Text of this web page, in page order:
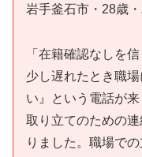
岩手釜石市・28歳
「在籍確認なしを
少し遅れたとき職
い』という電話が
取り立てのための
りました。職場で